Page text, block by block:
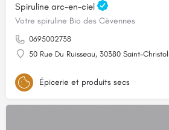
Spiruline arc-en-ciel
Votre spiruline Bio des Cèvennes
0695002738
50 Rue Du Ruisseau, 30380 Saint-
Épicerie et produits secs